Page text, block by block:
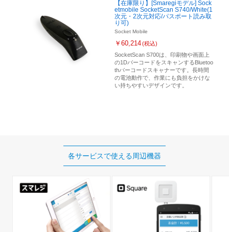
各サービスで使える周辺機器
【在庫限り】[Smaregiモデル] Sock
etmobile SocketScan S740/White(1
次元・2次元対応/パスポート読み取
り可)
Socket Mobile
￥60,214(税込)
SocketScan S700は、印刷物や画面上
の1DバーコードをスキャンするBluetoo
thバーコードスキャナーです。長時間
の電池動作で、作業にも負担をかけな
い持ちやすいデザインです。